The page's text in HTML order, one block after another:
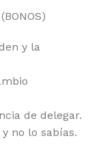
y la
de delegar.
no lo sabías.